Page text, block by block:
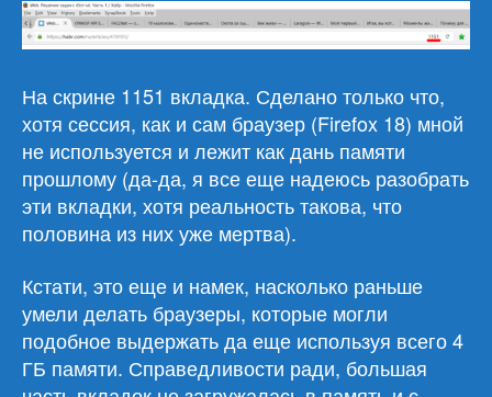
На скрине 1151 вкладка. Сделано только что,
хотя сессия, как и сам браузер (Firefox 18) мной
не используется и лежит как дань памяти
прошлому (да-да, я все еще надеюсь разобрать
эти вкладки, хотя реальность такова, что
половина из них уже мертва).
Кстати, это еще и намек, насколько раньше
умели делать браузеры, которые могли
подобное выдержать да еще используя всего 4
ГБ памяти. Справедливости ради, большая